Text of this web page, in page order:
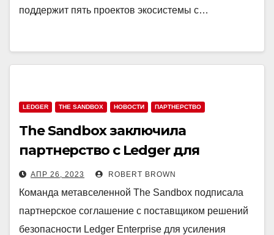
поддержит пять проектов экосистемы с…
LEDGER THE SANDBOX НОВОСТИ ПАРТНЕРСТВО
The Sandbox заключила
партнерство с Ledger для
защиты метавселенной
АПР 26, 2023 ROBERT BROWN
Команда метавселенной The Sandbox подписала
партнерское соглашение с поставщиком решений
безопасности Ledger Enterprise для усиления